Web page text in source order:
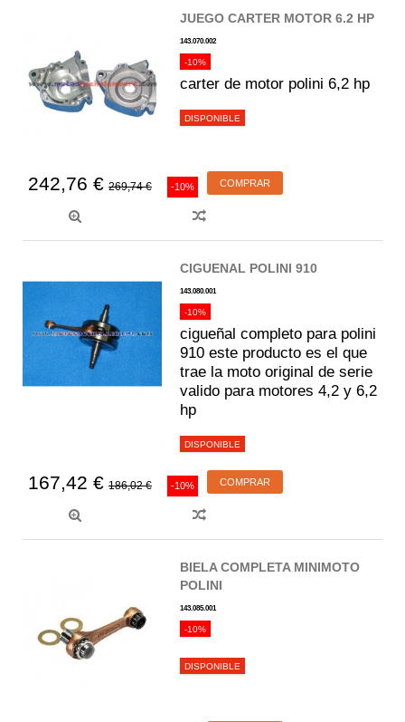
JUEGO CARTER MOTOR 6.2 HP
143.070.002
-10%
carter de motor polini 6,2 hp
DISPONIBLE
242,76 € 269,74 € -10% COMPRAR
CIGUENAL POLINI 910
143.080.001
-10%
cigueñal completo para polini
910 este producto es el que
trae la moto original de serie
valido para motores 4,2 y 6,2
hp
DISPONIBLE
167,42 € 186,02 € -10% COMPRAR
BIELA COMPLETA MINIMOTO
POLINI
143.085.001
-10%
DISPONIBLE